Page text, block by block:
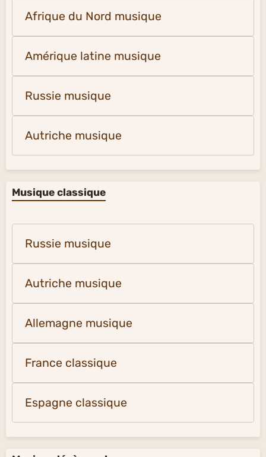
Afrique du Nord musique
Amérique latine musique
Russie musique
Autriche musique
Musique classique
Russie musique
Autriche musique
Allemagne musique
France classique
Espagne classique